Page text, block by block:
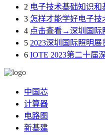
2 电子技术基础知识和
3 怎样才能学好电子技
4 点击查看→深圳国际
5 2023深圳国际照明展
6 IOTE 2023第二十届
中国芯
计算器
电路图
新基建